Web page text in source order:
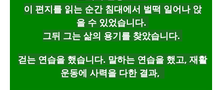
이 편지를 읽는 순간 침대에서 벌떡 일어나 앉
을 수 있었습니다.
그뒤 그는 삶의 용기를 찾았습니다.
걷는 연습을 했습니다. 말하는 연습을 했고, 재활
운동에 사력을 다한 결과,